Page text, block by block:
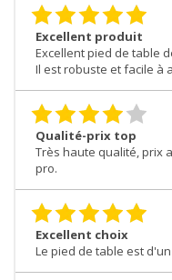
Excellent produit
Excellent pied de table
Il est robuste et facile à
Qualité-prix top
Très haute qualité, prix
pro.
Excellent choix
Le pied de table est